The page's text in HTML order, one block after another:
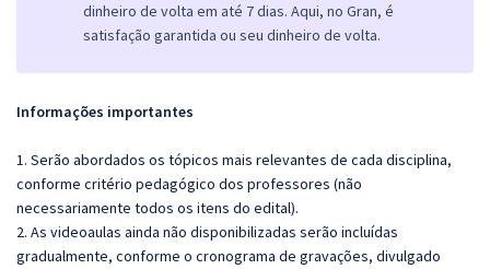
dinheiro de volta em até 7 dias. Aqui, no Gran, é
satisfação garantida ou seu dinheiro de volta.
Informações importantes
1. Serão abordados os tópicos mais relevantes de cada disciplina,
conforme critério pedagógico dos professores (não
necessariamente todos os itens do edital).
2. As videoaulas ainda não disponibilizadas serão incluídas
gradualmente, conforme o cronograma de gravações, divulgado